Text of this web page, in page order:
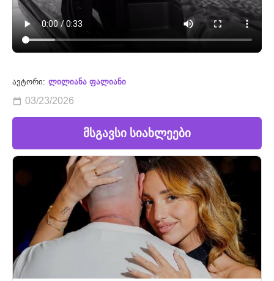
ავტორი: ლილიანა ფალიანი
03/23/2026
მსგავსი სიახლეები